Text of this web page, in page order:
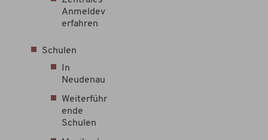
Anmeldev
erfahren
Schulen
In
Neudenau
Weiterführ
ende
Schulen